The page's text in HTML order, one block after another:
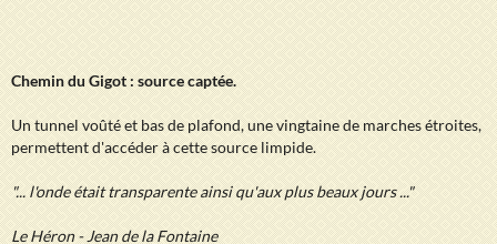
Chemin du Gigot : source captée.
Un tunnel voûté et bas de plafond, une vingtaine de marches étroites,
permettent d'accéder à cette source limpide.
"... l'onde était transparente ainsi qu'aux plus beaux jours ..."
Le Héron - Jean de la Fontaine